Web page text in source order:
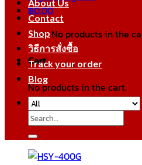
฿0.00
No products in the
Cart
No products in the cart.
About Us
Contact
Shop
วิธีการสั่งซื้อ
Track your order
Blog
Search
for: